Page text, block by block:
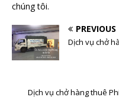
chúng tôi.
PREVIOUS
Dịch vụ chở
Dịch vụ chở hàng thuê